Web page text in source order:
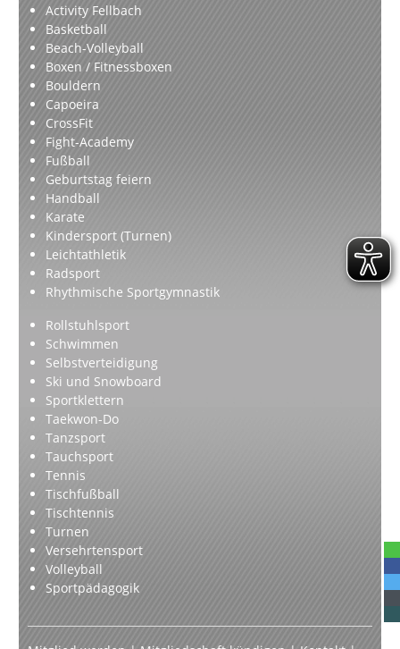
Activity Fellbach
Basketball
Beach-Volleyball
Boxen / Fitnessboxen
Bouldern
Capoeira
CrossFit
Fight-Academy
Fußball
Geburtstag feiern
Handball
Karate
Kindersport (Turnen)
Leichtathletik
Radsport
Rhythmische Sportgymnastik
Rollstuhlsport
Schwimmen
Selbstverteidigung
Ski und Snowboard
Sportklettern
Taekwon-Do
Tanzsport
Tauchsport
Tennis
Tischfußball
Tischtennis
Turnen
Versehrtensport
Volleyball
Sportpädagogik